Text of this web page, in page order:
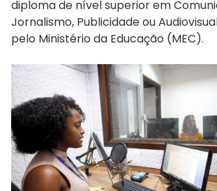
diploma de nível superior em
Jornalismo, Publicidade ou
pelo Ministério da Educação (MEC).